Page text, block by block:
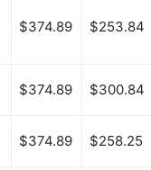
$374.89 $253.84
$374.89 $300.84
$374.89 $258.25